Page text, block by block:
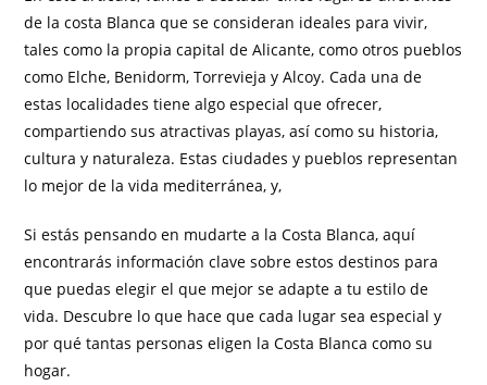
de la costa Blanca que se consideran ideales para vivir,
tales como la propia capital de Alicante, como otros pueblos
como Elche, Benidorm, Torrevieja y Alcoy. Cada una de
estas localidades tiene algo especial que ofrecer,
compartiendo sus atractivas playas, así como su historia,
cultura y naturaleza. Estas ciudades y pueblos representan
lo mejor de la vida mediterránea, y,
Si estás pensando en mudarte a la Costa Blanca, aquí
encontrarás información clave sobre estos destinos para
que puedas elegir el que mejor se adapte a tu estilo de
vida. Descubre lo que hace que cada lugar sea especial y
por qué tantas personas eligen la Costa Blanca como su
hogar.